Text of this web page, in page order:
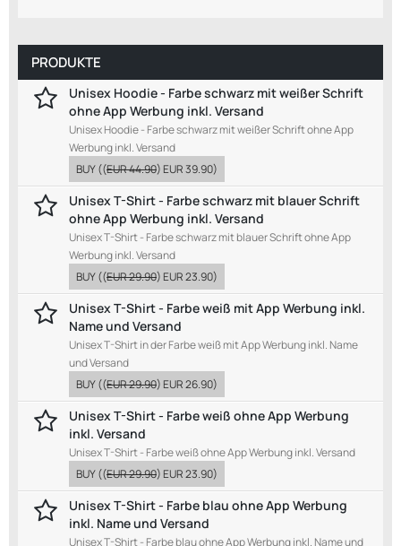
PRODUKTE
Unisex Hoodie - Farbe schwarz mit weißer Schrift
ohne App Werbung inkl. Versand
Unisex Hoodie - Farbe schwarz mit weißer Schrift ohne App
Werbung inkl. Versand
BUY((EUR 44.90)EUR 39.90)
Unisex T-Shirt - Farbe schwarz mit blauer Schrift
ohne App Werbung inkl. Versand
Unisex T-Shirt - Farbe schwarz mit blauer Schrift ohne App
Werbung inkl. Versand
BUY((EUR 29.90)EUR 23.90)
Unisex T-Shirt - Farbe weiß mit App Werbung inkl.
Name und Versand
Unisex T-Shirt in der Farbe weiß mit App Werbung inkl. Name
und Versand
BUY((EUR 29.90)EUR 26.90)
Unisex T-Shirt - Farbe weiß ohne App Werbung
inkl. Versand
Unisex T-Shirt - Farbe weiß ohne App Werbung inkl. Versand
BUY((EUR 29.90)EUR 23.90)
Unisex T-Shirt - Farbe blau ohne App Werbung
inkl. Name und Versand
Unisex T-Shirt - Farbe blau ohne App Werbung inkl. Name und